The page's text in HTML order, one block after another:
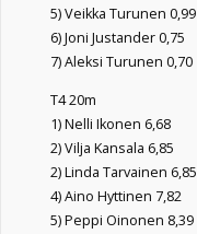
5) Veikka Turunen 0,99
6) Joni Justander 0,75
7) Aleksi Turunen 0,70
T4 20m
1) Nelli Ikonen 6,68
2) Vilja Kansala 6,85
2) Linda Tarvainen 6,85
4) Aino Hyttinen 7,82
5) Peppi Oinonen 8,39